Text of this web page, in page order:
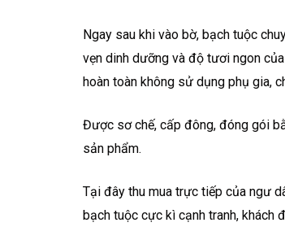
Ngay sau khi vào bờ, bạch tuộc
vẹn dinh dưỡng và độ tươi ngon
hoàn toàn không sử dụng phụ gia,
Được sơ chế, cấp đông, đóng gói
sản phẩm.
Tại đây thu mua trực tiếp của ngư
bạch tuộc cực kì cạnh tranh, khách